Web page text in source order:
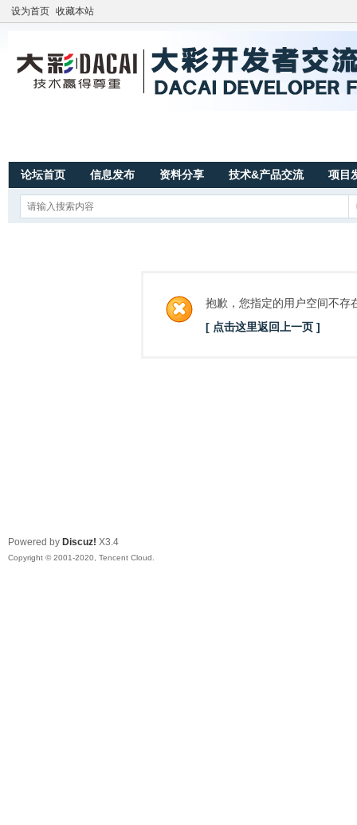
设为首页 收藏本站
论坛首页 信息发布 资料分享 技术&产品交流 项目
抱歉，您指定的用户空间不存
[ 点击这里返回上一页 ]
Powered by Discuz! X3.4
Copyright © 2001-2020, Tencent Cloud.